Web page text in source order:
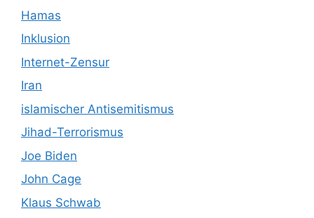
Hamas
Inklusion
Internet-Zensur
Iran
islamischer Antisemitismus
Jihad-Terrorismus
Joe Biden
John Cage
Klaus Schwab